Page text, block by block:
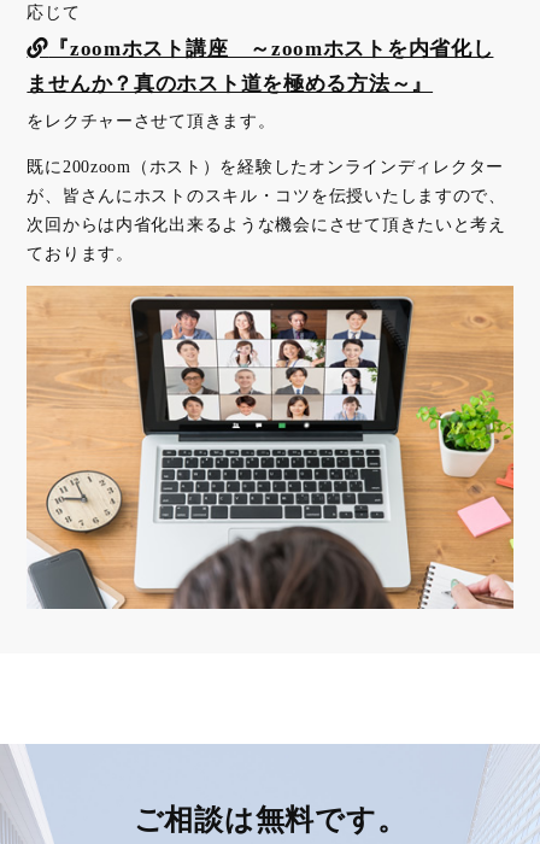
応じて
『zoomホスト講座 ～zoomホストを内省化し
ませんか？真のホスト道を極める方法～』
をレクチャーさせて頂きます。
既に200zoom（ホスト）を経験したオンラインディレクター
が、 皆さんにホストのスキル・コツを伝授いたしますので、
次回からは内省化出来るような機会にさせて頂きたいと考え
ております。
ご相談は無料です。